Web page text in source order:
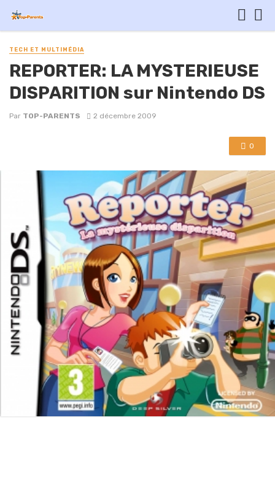
TECH ET MULTIMÉDIA
REPORTER: LA MYSTERIEUSE
DISPARITION sur Nintendo DS
Par TOP-PARENTS 2 décembre 2009
0